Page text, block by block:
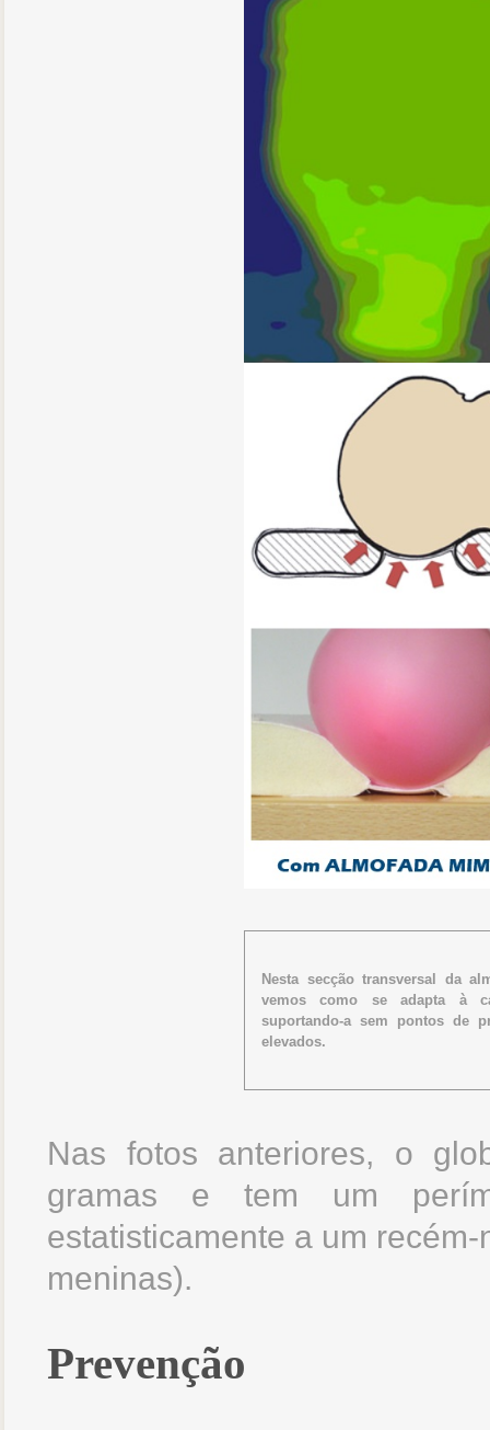
Nesta secção transversal da
vemos como se adapta à
suportando-a sem pontos de
elevados.
Nas fotos anteriores, o
gramas e tem um
estatisticamente a um
meninas).
Prevenção